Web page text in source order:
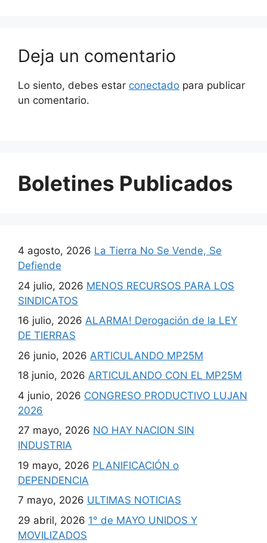
Deja un comentario
Lo siento, debes estar conectado para publicar
un comentario.
Boletines Publicados
4 agosto, 2026 La Tierra No Se Vende, Se
Defiende
24 julio, 2026 MENOS RECURSOS PARA LOS
SINDICATOS
16 julio, 2026 ALARMA! Derogación de la LEY
DE TIERRAS
26 junio, 2026 ARTICULANDO MP25M
18 junio, 2026 ARTICULANDO CON EL MP25M
4 junio, 2026 CONGRESO PRODUCTIVO LUJAN
2026
27 mayo, 2026 NO HAY NACION SIN
INDUSTRIA
19 mayo, 2026 PLANIFICACIÓN o
DEPENDENCIA
7 mayo, 2026 ULTIMAS NOTICIAS
29 abril, 2026 1° de MAYO UNIDOS Y
MOVILIZADOS